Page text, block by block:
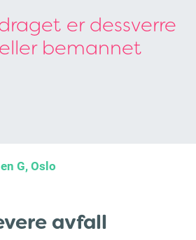
er dessverre
bemannet
G, Oslo
avfall